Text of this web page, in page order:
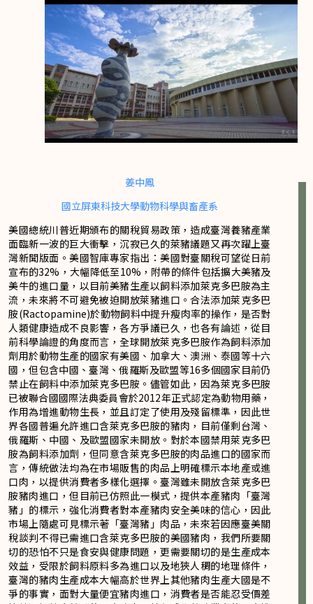
姜中鳳
國立屏東科技大學動物科學與畜產系
美國總統川普近期頒布的關稅貿易政策，造成臺灣養豬產業
面臨新一波的巨大衝擊，沉寂已久的萊豬議題又再次躍上臺
灣新聞版面。美國智庫專家指出：美國對臺關稅可望從日前
宣布的32%，大幅降低至10%，附帶的條件包括擴大美豬及
美牛的進口量，以目前美豬生產以飼料添加萊克多巴胺為主
流，未來將不可避免被迫開放萊豬進口。合法添加萊克多巴
胺(Ractopamine)於動物飼料中提升瘦肉率的操作，是否對
人類健康造成不良影響，各方爭議已久，也各有論述，從目
前科學論證的角度而言，全球開放萊克多巴胺作為飼料添加
劑用於動物生產的國家有美國、加拿大、澳洲、泰國等十六
國，但包含中國、臺灣、俄羅斯及歐盟等16多個國家目前仍
禁止在飼料中添加萊克多巴胺。儘管如此，因為萊克多巴胺
已被聯合國國際法典委員會於2012年正式認定為動物用藥，
作用為增進動物生長，並且訂定了使用及殘留標準，因此世
界各國普遍允許進口含萊克多巴胺的豬肉，目前僅剩台灣、
俄羅斯、中國、及歐盟國家未開放。對於本國禁用萊克多巴
胺為飼料添加劑，但同意含萊克多巴胺的肉品進口的國家而
言，傳統做法均為在市場販售的肉品上明確標示本地產或進
口肉，以提供消費者多樣化選擇。臺灣雖未開放含萊克多巴
胺豬肉進口，但目前已仿照此一模式，提供本產豬肉「臺灣
豬」的標示，強化消費者對本產豬肉安全美味的信心，因此
市場上隨處可見標示著「臺灣豬」肉品，未來若因應臺美關
稅談判不得已需進口含萊克多巴胺的美國豬肉，我們所要關
切的恐怕不只是食安與健康問題，更需要關切的是生產成本
效益，受限於飼料原料多為進口以及地狹人稠的地理條件，
臺灣的豬肉生產成本大幅高於世界上其他豬肉生產大國是不
爭的事實，面對大量便宜豬肉進口，消費者是否能忍受價差